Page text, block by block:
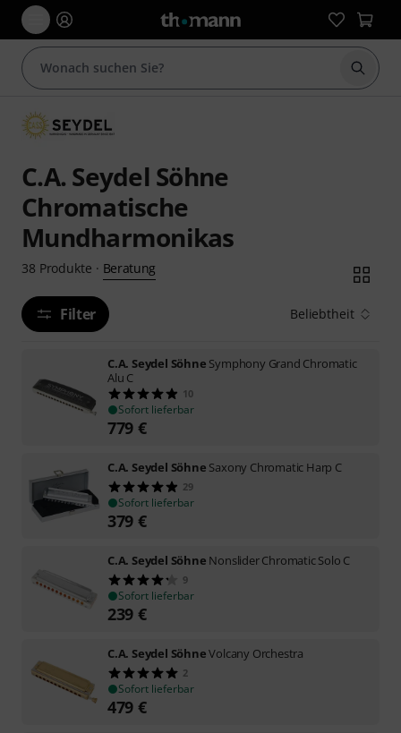
Suche
C.A. Seydel Söhne
Chromatische
Mundharmonikas
38 Produkte · Beratung
Filter Beliebtheit
C.A. Seydel Söhne Symphony Grand Chromatic
Alu C
10
Sofort lieferbar
779 €
C.A. Seydel Söhne Saxony Chromatic Harp C
29
Sofort lieferbar
379 €
C.A. Seydel Söhne Nonslider Chromatic Solo C
9
Sofort lieferbar
239 €
C.A. Seydel SöhneVolcany Orchestra
2
Sofort lieferbar
479 €